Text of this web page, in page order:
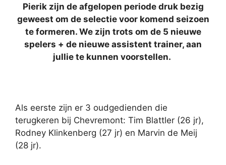
Pierik zijn de afgelopen periode druk bezig
geweest om de selectie voor komend seizoen
te formeren. We zijn trots om de 5 nieuwe
spelers + de nieuwe assistent trainer, aan
jullie te kunnen voorstellen.
Als eerste zijn er 3 oudgedienden die
terugkeren bij Chevremont: Tim Blattler (26 jr),
Rodney Klinkenberg (27 jr) en Marvin de Meij
(28 jr).